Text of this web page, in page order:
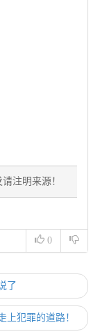
注明来源！
0
了
上犯罪的道路！